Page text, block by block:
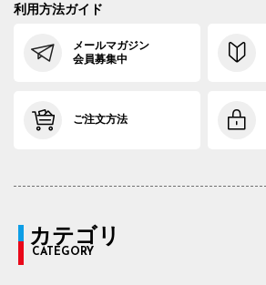
利用方法ガイド
メールマガジン
会員募集中
ご注文方法
カテゴリ
CATEGORY